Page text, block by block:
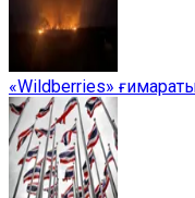
«Wildberries»